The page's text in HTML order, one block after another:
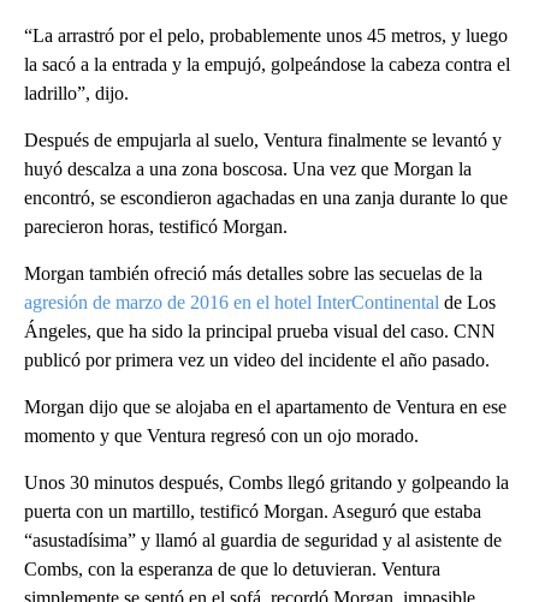
“La arrastró por el pelo, probablemente unos 45 metros, y luego
la sacó a la entrada y la empujó, golpeándose la cabeza contra el
ladrillo”, dijo.
Después de empujarla al suelo, Ventura finalmente se levantó y
huyó descalza a una zona boscosa. Una vez que Morgan la
encontró, se escondieron agachadas en una zanja durante lo que
parecieron horas, testificó Morgan.
Morgan también ofreció más detalles sobre las secuelas de la
agresión de marzo de 2016 en el hotel InterContinental de Los
Ángeles, que ha sido la principal prueba visual del caso. CNN
publicó por primera vez un video del incidente el año pasado.
Morgan dijo que se alojaba en el apartamento de Ventura en ese
momento y que Ventura regresó con un ojo morado.
Unos 30 minutos después, Combs llegó gritando y golpeando la
puerta con un martillo, testificó Morgan. Aseguró que estaba
“asustadísima” y llamó al guardia de seguridad y al asistente de
Combs, con la esperanza de que lo detuvieran. Ventura
simplemente se sentó en el sofá, recordó Morgan, impasible.